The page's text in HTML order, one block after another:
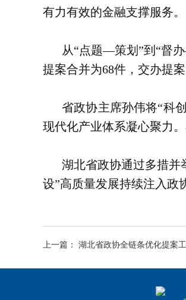
有力有效的金融支撑服务。
从“点题—策划”到“督
提案合并为68件，交办提
省政协主席孙伟将“科
现代化产业体系凝心聚力
湖北省政协通过多措并
设”高质量发展持续注入政
上一篇： 湖北省政协全链条优化提案